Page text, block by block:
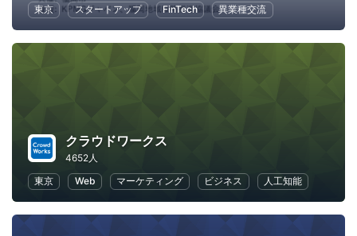
東京
スタートアップ FinTech 異業種交流
クラウドワークス
4652人
東京
Web マーケティング ビジネス 人工知能